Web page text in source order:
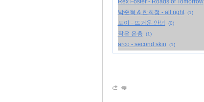
Rex Foster - Roads of Tomorrow
박준혁 & 한희정 - all right (1)
토이 - 뜨거운 안녕 (0)
작은 은총 (1)
arco - second skin (1)